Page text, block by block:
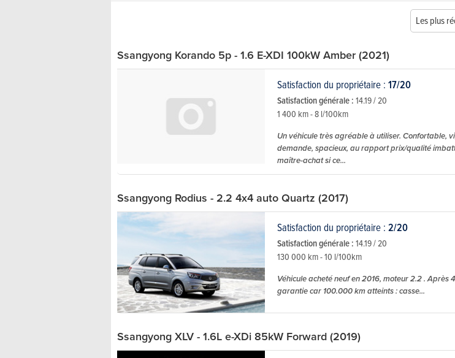
Les plus
Ssangyong Korando 5p - 1.6 E-XDI 100kW Amber (2021)
Satisfaction du propriétaire : 17/20
Satisfaction générale :14.19 / 20
1 400 km - 8 l/100km
Un véhicule très agréable à utiliser. Confortable,
demande, spacieux, au rapport prix/qualité
maître-achat si ce...
Ssangyong Rodius - 2.2 4x4 auto Quartz (2017)
Satisfaction du propriétaire : 2/20
Satisfaction générale :14.19 / 20
130 000 km - 10 l/100km
Véhicule acheté neuf en 2016, moteur 2.2 . Après
garantie car 100.000 km atteints : casse...
Ssangyong XLV - 1.6L e-XDi 85kW Forward (2019)